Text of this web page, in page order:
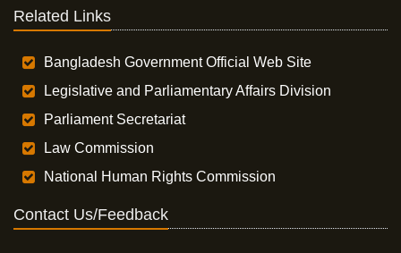
Related Links
Bangladesh Government Official Web Site
Legislative and Parliamentary Affairs Division
Parliament Secretariat
Law Commission
National Human Rights Commission
Contact Us/Feedback